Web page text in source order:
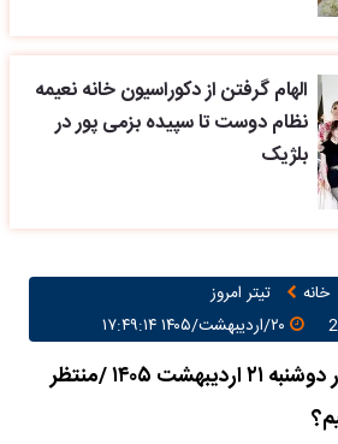
الهام گرفتن از دکوراسیون خانه نعیمه
نظام دوست تا سپیده بزمی پور در
بلژیک
خانه
تیتر امروز
پیش بینی قیمت دلار دوشنبه ۲۱ اردیبهشت ۱۴۰۵ /منتظر